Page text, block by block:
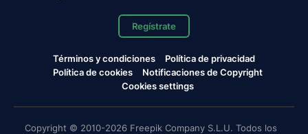
Regístrate
Términos y condiciones
Política de privacidad
Política de cookies
Notificaciones de Copyright
Cookies settings
Copyright © 2010-2026 Freepik Company S.L.U. Todos los